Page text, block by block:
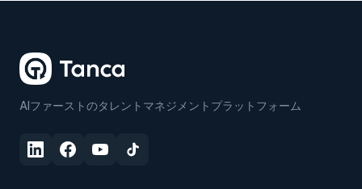
AIファーストのタレントマネジメントプラットフォーム